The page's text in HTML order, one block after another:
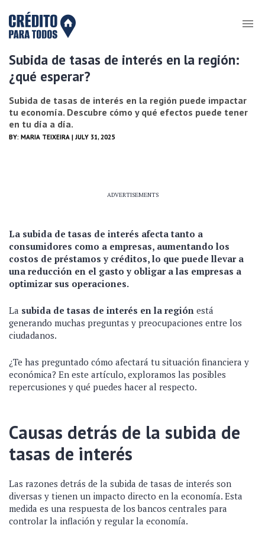
Subida de tasas de interés en la región:
¿qué esperar?
Subida de tasas de interés en la región puede impactar
tu economía. Descubre cómo y qué efectos puede tener
en tu día a día.
BY: MARIA TEIXEIRA | JULY 31, 2025
ADVERTISEMENTS
La subida de tasas de interés afecta tanto a
consumidores como a empresas, aumentando los
costos de préstamos y créditos, lo que puede llevar a
una reducción en el gasto y obligar a las empresas a
optimizar sus operaciones.
La subida de tasas de interés en la región está
generando muchas preguntas y preocupaciones entre los
ciudadanos.
¿Te has preguntado cómo afectará tu situación financiera y
económica? En este artículo, exploramos las posibles
repercusiones y qué puedes hacer al respecto.
Causas detrás de la subida de
tasas de interés
Las razones detrás de la subida de tasas de interés son
diversas y tienen un impacto directo en la economía. Esta
medida es una respuesta de los bancos centrales para
controlar la inflación y regular la economía.